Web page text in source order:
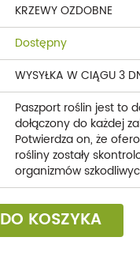
KRZEWY OZDOBNE
Dostępny
WYSYŁKA W CIĄGU 3
Paszport roślin jest to
dołączony do każdej
Potwierdza on, że
rośliny zostały
organizmów
DO KOSZYKA